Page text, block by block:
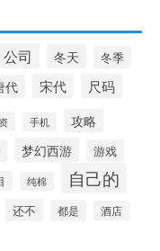
公司 冬天 冬季
代 宋代 尺码
手机 攻略
梦幻西游 游戏
纯棉 自己的
还不 都是 酒店